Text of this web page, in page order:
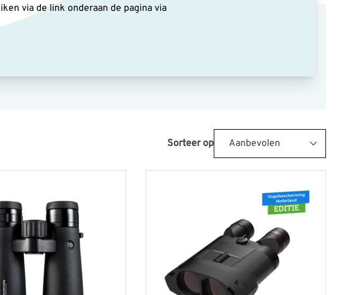
via de link onderaan de paginavia
Sorteer op